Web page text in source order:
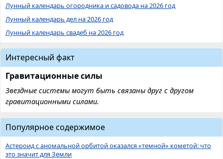
Лунный календарь огородника и садовода на 2026 год
Лунный календарь дел на 2026 год
Лунный календарь свадеб на 2026 год
Интересный факт
Гравитационные силы
Звездные системы могут быть связаны друг с другом
гравитационными силами.
Популярное содержимое
Астероид с аномальной орбитой оказался «темной» кометой: что
это значит для Земли